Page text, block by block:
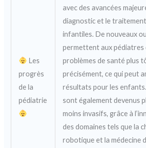
Les
progrès
de la
pédiatrie
avec des avancées
diagnostic et le
infantiles. De nouveaux
permettent aux pédiatres
problèmes de santé plus
précisément, ce qui peut
résultats pour les
sont également devenus
moins invasifs, grâce à
des domaines tels que la
robotique et la médecine